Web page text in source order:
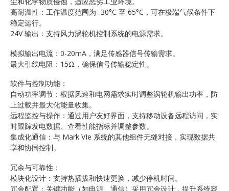
高耐温性：工作温度范围为 -30°C 至 65°C，可在极端气候条件下
稳定运行。
24V 输出：支持风力涡轮机控制系统的电源需求。
模拟输出电流：0-20mA，满足传感器信号传输需求。
最大引线电阻：15Ω，确保信号传输稳定性。
软件与控制功能：
自动功率调节：根据风速和电网需求实时调整涡轮机输出功率，防
止过载并最大化能量收集。
远程监控与操作：通过用户友好界面，支持移动设备远程访问，实
时跟踪发电数据、查看性能指标并调整参数。
集成化通信：与 Mark VIe 系统的其他组件无缝对接，实现数据共
享和协同控制。
冗余与可靠性：
模块化设计：支持热插拔和快速更换，减少停机时间。
冗余配置：关键功能（如电源、通信）采用冗余设计，提升系统容